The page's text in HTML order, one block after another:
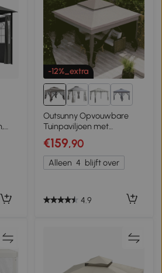
-12%_extra
2+
Outsunny Opvouwbare
Tuinpaviljoen met
Zijwanden Grijs 3,25 x 3,25
x 2,7 m
€159,90
Alleen 4 blijft over
4.9